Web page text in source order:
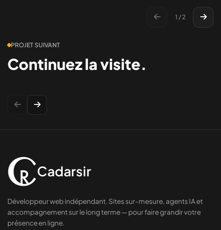
1 / 2
PROJET SUIVANT
Continuez la visite.
Cadarsir
Développeur web indépendant. Sites sur-mesure, agents IA et
accompagnement sur le long terme — pour faire grandir votre
présence en ligne.